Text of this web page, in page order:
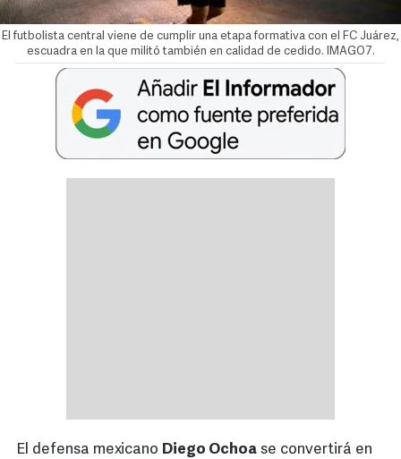
El futbolista central viene de cumplir una etapa formativa con el FC Juárez,
escuadra en la que militó también en calidad de cedido. IMAGO7.
El defensa mexicano Diego Ochoa se convertirá en